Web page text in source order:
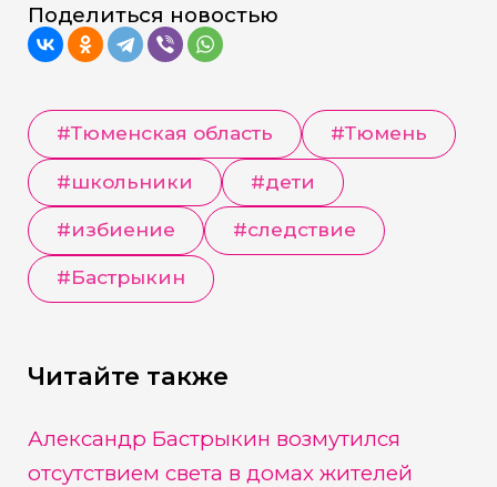
Поделиться новостью
#Тюменская область #Тюмень
#школьники #дети
#избиение #следствие
#Бастрыкин
Читайте также
Александр Бастрыкин возмутился
отсутствием света в домах жителей